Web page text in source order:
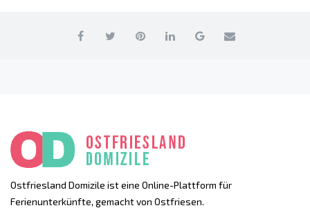
Ostfriesland Domizile ist eine Online-Plattform für
Ferienunterkünfte, gemacht von Ostfriesen.